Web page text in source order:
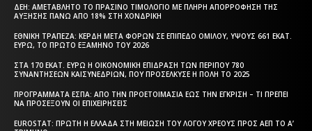
ΔΕΗ: ΑΜΕΤΆΒΛΗΤΟ ΤΟ ΠΡΆΣΙΝΟ ΤΙΜΟΛΌΓΙΟ ΜΕ ΠΛΉΡΗ ΑΠΟΡΡΌΦΗΣΗ ΤΗΣ
ΑΎΞΗΣΗΣ ΠΆΝΩ ΑΠΌ 18% ΣΤΗ ΧΟΝΔΡΙΚΉ
ΕΘΝΙΚΉ ΤΡΆΠΕΖΑ: ΚΈΡΔΗ ΜΕΤΆ ΦΌΡΩΝ ΣΕ ΕΠΊΠΕΔΟ ΟΜΊΛΟΥ, ΎΨΟΥΣ 661 ΕΚΑΤ.
ΕΥΡΏ, ΤΟ ΠΡΏΤΟ ΕΞΆΜΗΝΟ ΤΟΥ 2026
ΣΤΑ 170 ΕΚΑΤ. ΕΥΡΏ Η ΟΙΚΟΝΟΜΙΚΉ ΕΠΊΔΡΑΣΗ ΤΩΝ ΠΕΡΊΠΟΥ 780
ΣΥΝΑΝΤΉΣΕΩΝ ΚΑΙΣΥΝΕΔΡΊΩΝ, ΠΟΥ ΠΡΟΣΈΛΚΥΣΕ Η ΠΌΛΗ ΤΟ 2025
ΠΡΟΓΡΆΜΜΑΤΑ EΣΠΑ: ΑΠΌ ΤΗΝ ΠΡΟΕΤΟΙΜΑΣΊΑ ΈΩΣ ΤΗΝ ΈΓΚΡΙΣΗ – ΤΙ ΠΡΈΠΕΙ
ΝΑ ΠΡΟΣΈΞΟΥΝ ΟΙ ΕΠΙΧΕΙΡΉΣΕΙΣ
EUROSTAT: ΠΡΏΤΗ Η ΕΛΛΆΔΑ ΣΤΗ ΜΕΊΩΣΗ ΤΟΥ ΛΌΓΟΥ ΧΡΈΟΥΣ ΠΡΟΣ ΑΕΠ ΤΟ Α’